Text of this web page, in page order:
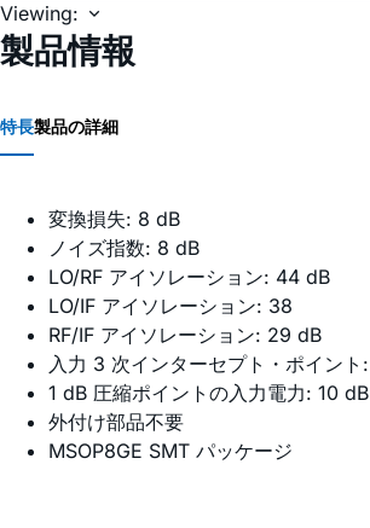
Viewing:
製品情報
特長製品の詳細
変換損失: 8 dB
ノイズ指数: 8 dB
LO/RF アイソレーション: 44 dB
LO/IF アイソレーション: 38
RF/IF アイソレーション: 29 dB
入力 3 次インターセプト・ポイント
1 dB 圧縮ポイントの入力電力: 10 dB
外付け部品不要
MSOP8GE SMT パッケージ